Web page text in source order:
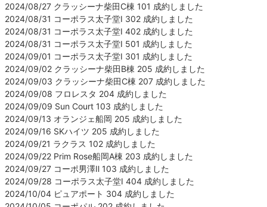
2024/08/27 クラッシーナ柴田C棟 101 成約しました
2024/08/31 コーポラス太子堂Ⅰ 302 成約しました
2024/08/31 コーポラス太子堂Ⅰ 402 成約しました
2024/08/31 コーポラス太子堂Ⅰ 501 成約しました
2024/09/01 コーポラス太子堂Ⅰ 301 成約しました
2024/09/02 クラッシーナ柴田B棟 205 成約しました
2024/09/03 クラッシーナ柴田C棟 207 成約しました
2024/09/08 フロレスタ 204 成約しました
2024/09/09 Sun Court 103 成約しました
2024/09/13 オランジェ船岡 205 成約しました
2024/09/16 SKハイツ 205 成約しました
2024/09/21 ラクラス 102 成約しました
2024/09/22 Prim Rose船岡A棟 203 成約しました
2024/09/27 コーポ男澤Ⅱ 103 成約しました
2024/09/28 コーポラス太子堂Ⅰ 404 成約しました
2024/10/04 ピュアポート 304 成約しました